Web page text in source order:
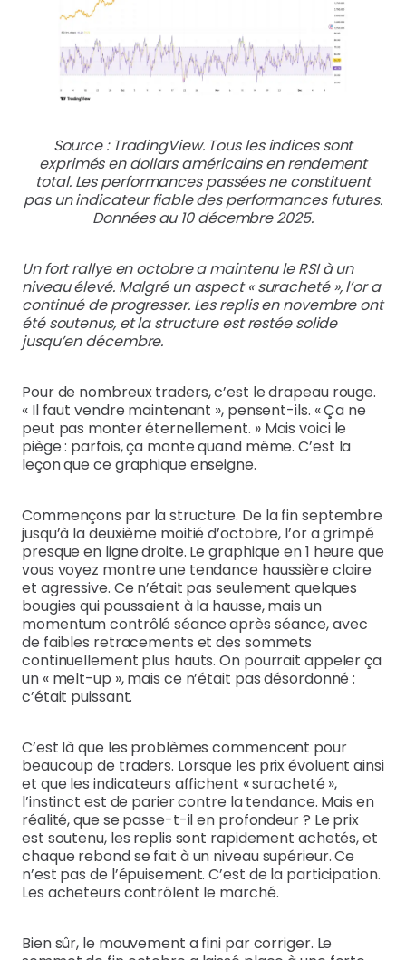
Source : TradingView. Tous les indices sont
exprimés en dollars américains en rendement
total. Les performances passées ne constituent
pas un indicateur fiable des performances futures.
Données au 10 décembre 2025.
Un fort rallye en octobre a maintenu le RSI à un
niveau élevé. Malgré un aspect « suracheté », l’or a
continué de progresser. Les replis en novembre ont
été soutenus, et la structure est restée solide
jusqu’en décembre.
Pour de nombreux traders, c’est le drapeau rouge.
« Il faut vendre maintenant », pensent-ils. « Ça ne
peut pas monter éternellement. » Mais voici le
piège : parfois, ça monte quand même. C’est la
leçon que ce graphique enseigne.
Commençons par la structure. De la fin septembre
jusqu’à la deuxième moitié d’octobre, l’or a grimpé
presque en ligne droite. Le graphique en 1 heure que
vous voyez montre une tendance haussière claire
et agressive. Ce n’était pas seulement quelques
bougies qui poussaient à la hausse, mais un
momentum contrôlé séance après séance, avec
de faibles retracements et des sommets
continuellement plus hauts. On pourrait appeler ça
un « melt-up », mais ce n’était pas désordonné :
c’était puissant.
C’est là que les problèmes commencent pour
beaucoup de traders. Lorsque les prix évoluent ainsi
et que les indicateurs affichent « suracheté »,
l’instinct est de parier contre la tendance. Mais en
réalité, que se passe-t-il en profondeur ? Le prix
est soutenu, les replis sont rapidement achetés, et
chaque rebond se fait à un niveau supérieur. Ce
n’est pas de l’épuisement. C’est de la participation.
Les acheteurs contrôlent le marché.
Bien sûr, le mouvement a fini par corriger. Le